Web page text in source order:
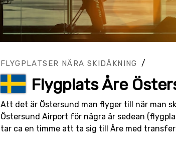
FLYGPLATSER NÄRA SKIDÅKNING /
Flygplats Åre
Att det är Östersund man flyger till när man
Östersund Airport för några år sedean
tar ca en timme att ta sig till Åre med